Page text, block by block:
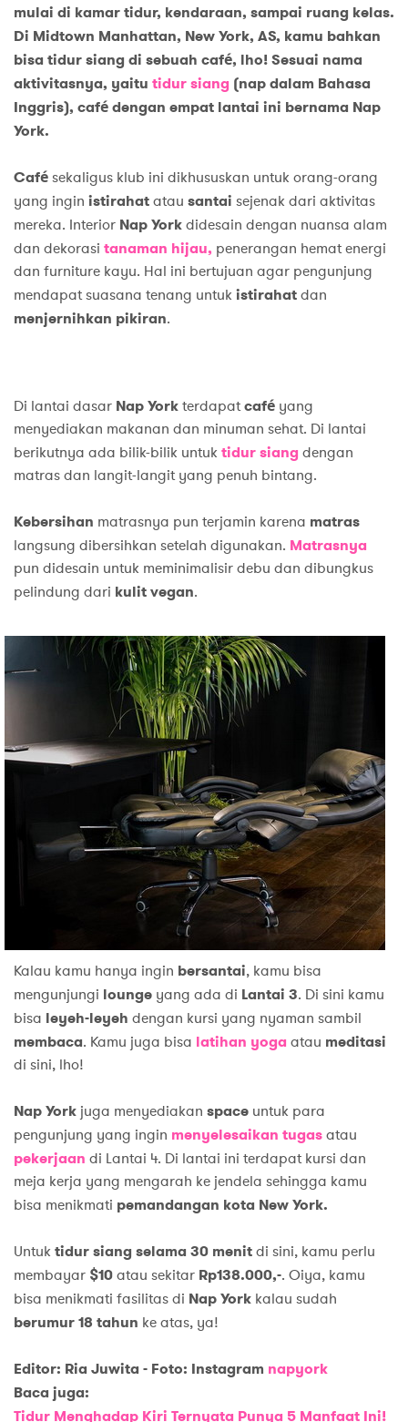
mulai di kamar tidur, kendaraan, sampai ruang kelas.
Di Midtown Manhattan, New York, AS, kamu bahkan
bisa tidur siang di sebuah café, lho! Sesuai nama
aktivitasnya, yaitu tidur siang (nap dalam Bahasa
Inggris), café dengan empat lantai ini bernama Nap
York.
Cafésekaligus klub ini dikhususkan untuk orang-orang
yang ingin istirahatatau santai sejenak dari aktivitas
mereka. Interior Nap Yorkdidesain dengan nuansa alam
dan dekorasi tanaman hijau, penerangan hemat energi
dan furniture kayu. Hal ini bertujuan agar pengunjung
mendapat suasana tenang untuk istirahatdan
menjernihkan pikiran.
Di lantai dasar Nap Yorkterdapatcafé yang
menyediakan makanan dan minuman sehat. Di lantai
berikutnya ada bilik-bilik untuk tidur siangdengan
matras dan langit-langit yang penuh bintang.
Kebersihan matrasnya pun terjamin karena matras
langsung dibersihkan setelah digunakan. Matrasnya
pun didesain untuk meminimalisir debu dan dibungkus
pelindung dari kulit vegan.
Kalau kamu hanya ingin bersantai, kamu bisa
mengunjungi lounge yang ada di Lantai 3. Di sini kamu
bisa leyeh-leyeh dengan kursi yang nyaman sambil
membaca. Kamu juga bisa latihan yoga atau meditasi
di sini, lho!
Nap York juga menyediakan space untuk para
pengunjung yang ingin menyelesaikan tugasatau
pekerjaan di Lantai 4. Di lantai ini terdapat kursi dan
meja kerja yang mengarah ke jendela sehingga kamu
bisa menikmati pemandangan kota New York.
Untuk tidur siang selama 30 menitdi sini, kamu perlu
membayar $10atau sekitar Rp138.000,-. Oiya, kamu
bisa menikmati fasilitas di Nap York kalau sudah
berumur 18 tahun ke atas, ya!
Editor: Ria Juwita - Foto: Instagram napyork
Baca juga:
Tidur Menghadap Kiri Ternyata Punya 5 Manfaat Ini!